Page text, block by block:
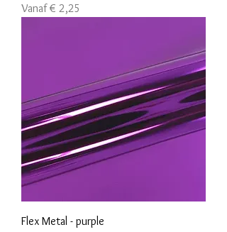
Vanaf€ 2,25
Verkoopprijs
Flex Metal - purple